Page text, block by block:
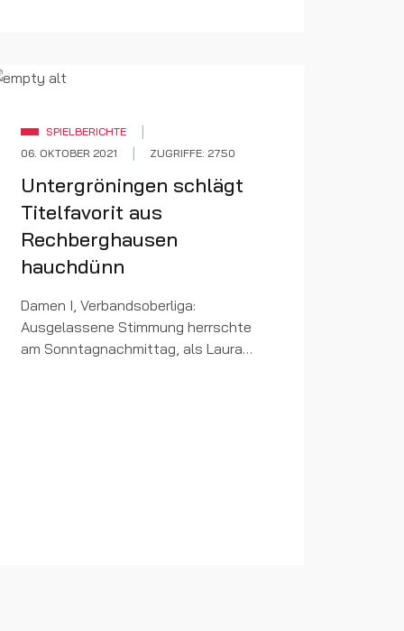
SPIELBERICHTE
06. OKTOBER 2021
ZUGRIFFE: 2750
Untergröningen schlägt
Titelfavorit aus
Rechberghausen
hauchdünn
Damen I, Verbandsoberliga:
Ausgelassene Stimmung herrschte
am Sonntagnachmittag, als Laura